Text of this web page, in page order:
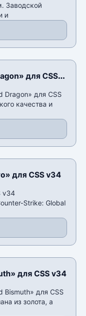
Заводской
и
для CSS
Dragon» для CSS
качества и
для CSS v34
v34
Strike: Global
для CSS v34
Bismuth» для CSS
из золота, а